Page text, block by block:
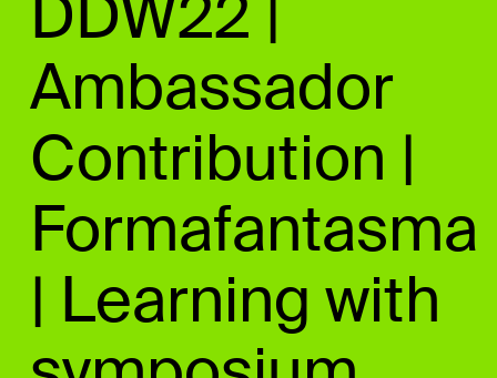
DDW22 |
Ambassador
Contribution |
Formafantasma
| Learning with